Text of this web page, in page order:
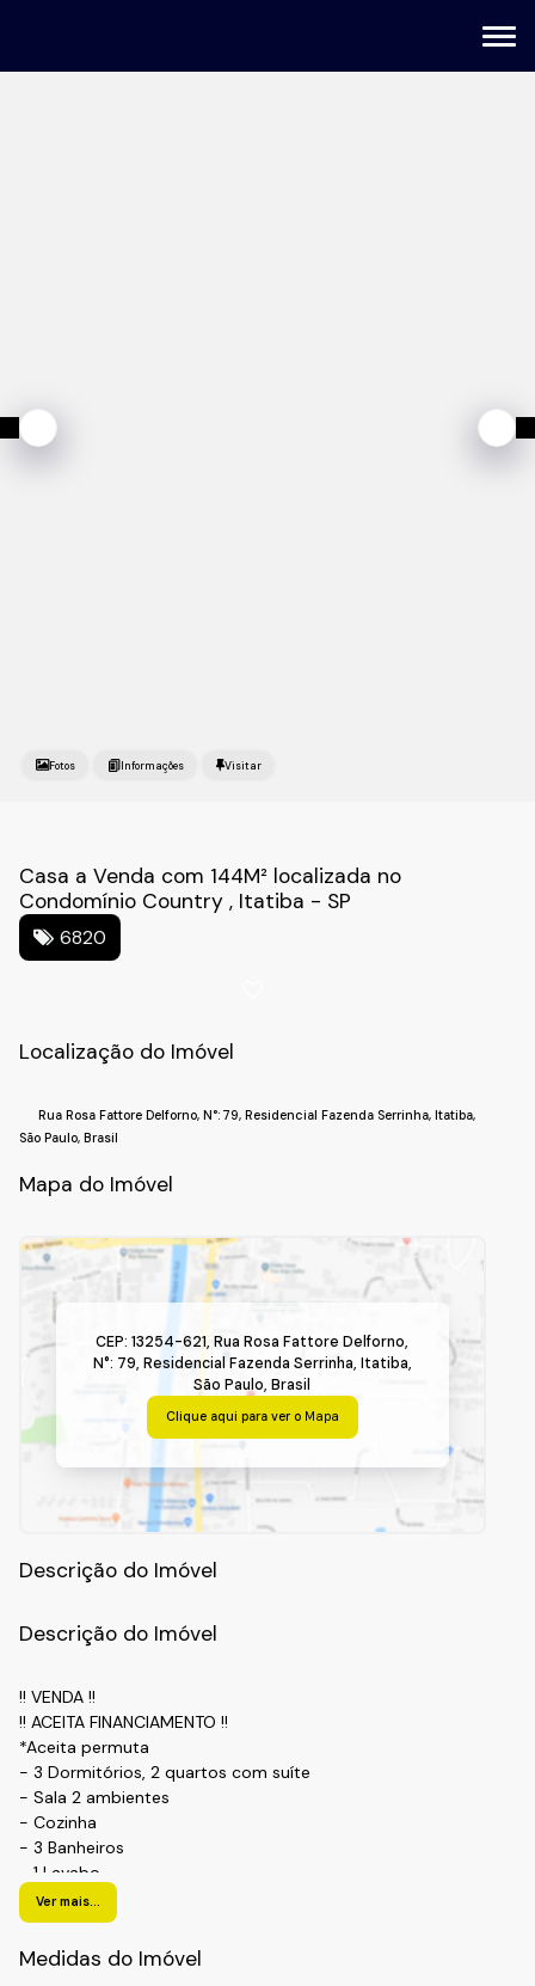
Fotos
Casa a Venda com 144M² localizada no
Condomínio Country , Itatiba - SP
6820
Localização do Imóvel
Rua Rosa Fattore Delforno,N°: 79,Residencial Fazenda Serrinha,Itatiba,
São Paulo, Brasil
Mapa do Imóvel
CEP: 13254-621,Rua Rosa Fattore Delforno,
N°: 79, Residencial Fazenda Serrinha, Itatiba,
São Paulo,Brasil
Clique aqui para ver o Mapa
Descrição do Imóvel
Descrição do Imóvel
!! VENDA !!
!! ACEITA FINANCIAMENTO !!
*Aceita permuta
- 3 Dormitórios, 2 quartos com suíte
- Sala 2 ambientes
- Cozinha
- 3 Banheiros
- 1 Lavabo
- 2 Vagas cobertas
- Metragem do imóvel 144m²
- Metragem do terreno 300m²
- Um diferencial nesse imóvel, Casa Térrea ,é preparado
Ver mais...
Ver mais...
Medidas do Imóvel